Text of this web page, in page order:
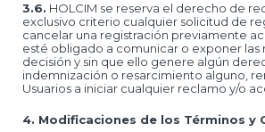
3.6. HOLCIM se reserva el derecho de
exclusivo criterio cualquier solicitud de
cancelar una registración previamente
esté obligado a comunicar o exponer las
decisión y sin que ello genere algún
indemnización o resarcimiento alguno,
Usuarios a iniciar cualquier reclamo y/o
4. Modificaciones de los Términos y